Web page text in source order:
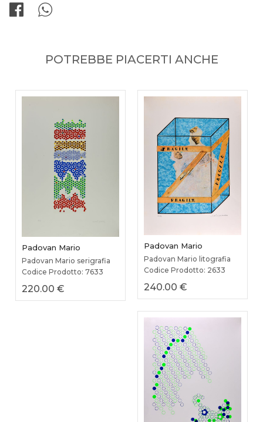
POTREBBE PIACERTI ANCHE
Padovan Mario
Padovan Mario serigrafia
Codice Prodotto: 7633
220.00 €
Padovan Mario
Padovan Mario litografia
Codice Prodotto: 2633
240.00 €